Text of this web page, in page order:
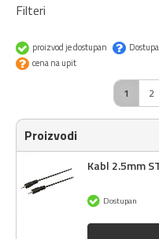
Filteri
proizvod je dostupan
cena na upit
1 2
Proizvodi
Kabl 2.5mm
Dostupan